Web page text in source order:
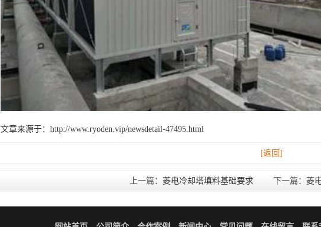
文章来源于：http://www.ryoden.vip/newsdetail-47495.html
[返回]
上一篇： 菱电冷却塔填料基础要求 下一篇： 菱